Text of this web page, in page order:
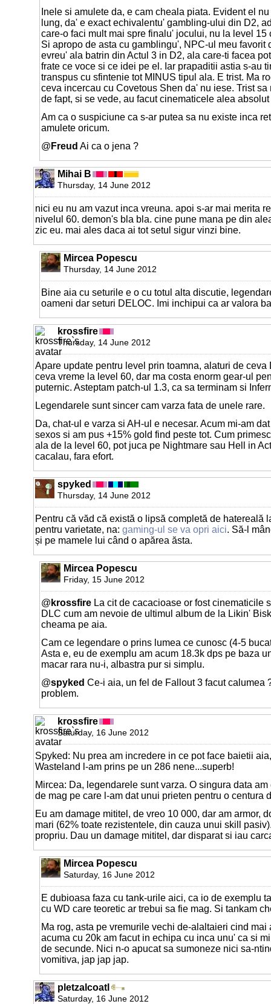
Inele si amulete da, e cam cheala piata. Evident el
lung, da' e exact echivalentu' gambling-ului din D2,
care-o faci mult mai spre finalu' jocului, nu la level 15
Si apropo de asta cu gamblingu', NPC-ul meu favorit
evreu' ala batrin din Actul 3 in D2, ala care-ti facea
frate ce voce si ce idei pe el. Iar prapaditii astia s-au
transpus cu sfintenie tot MINUS tipul ala. E trist. Ma
ceva incercau cu Covetous Shen da' nu iese. Trist sa
de fapt, si se vede, au facut cinematicele alea
Am ca o suspiciune ca s-ar putea sa nu existe inca
amulete oricum.
@ Freud Ai ca o jena ?
Mihai B
Thursday, 14 June 2012
nici eu nu am vazut inca vreuna. apoi s-ar mai merita
nivelul 60. demon's bla bla. cine pune mana pe din
zic eu. mai ales daca ai tot setul sigur vinzi bine.
Mircea Popescu
Thursday, 14 June 2012
Bine aia cu seturile e o cu totul alta discutie,
oameni dar seturi DELOC. Imi inchipui ca ar valora
krossfire
Thursday, 14 June 2012
Apare update pentru level prin toamna, alaturi de ceva
ceva vreme la level 60, dar ma costa enorm gear-ul
puternic. Asteptam patch-ul 1.3, ca sa terminam si
Legendarele sunt sincer cam varza fata de unele rare.
Da, chat-ul e varza si AH-ul e necesar. Acum mi-am
sexos si am pus +15% gold find peste tot. Cum
ala de la level 60, pot juca pe Nightmare sau Hell in
cacalau, fara efort.
spyked
Thursday, 14 June 2012
Pentru că văd că există o lipsă completă de hatereală
pentru varietate, na: gaming-ul se va opri aici. Să-l
și pe mamele lui când o apărea ăsta.
Mircea Popescu
Friday, 15 June 2012
@ krossfire La cit de cacacioase or fost cinematicile
DLC cum am nevoie de ultimul album de la Likin'
cheama pe aia.
Cam ce legendare o prins lumea ce cunosc (4-5
Asta e, eu de exemplu am acum 18.3k dps pe baza
macar rara nu-i, albastra pur si simplu.
@spyked Ce-i aia, un fel de Fallout 3 facut calumea
problem.
krossfire
Saturday, 16 June 2012
Spyked: Nu prea am incredere in ce pot face baietii
Wasteland l-am prins pe un 286 nene...superb!
Mircea: Da, legendarele sunt varza. O singura data
de mag pe care l-am dat unui prieten pentru o centura
Eu am damage mititel, de vreo 10 000, dar am armor,
mari (62% toate rezistentele, din cauza unui skill
propriu. Dau un damage mititel, dar disparat si iau
Mircea Popescu
Saturday, 16 June 2012
E dubioasa faza cu tank-urile aici, ca io de exemplu
cu WD care teoretic ar trebui sa fie mag. Si tankam
Ma rog, asta pe vremurile vechi de-alaltaieri cind mai
acuma cu 20k am facut in echipa cu inca unu' ca si
de secunde. Nici n-o apucat sa sumoneze nici sa-
vomitiva, jap jap jap.
pletzalcoatl
Saturday, 16 June 2012